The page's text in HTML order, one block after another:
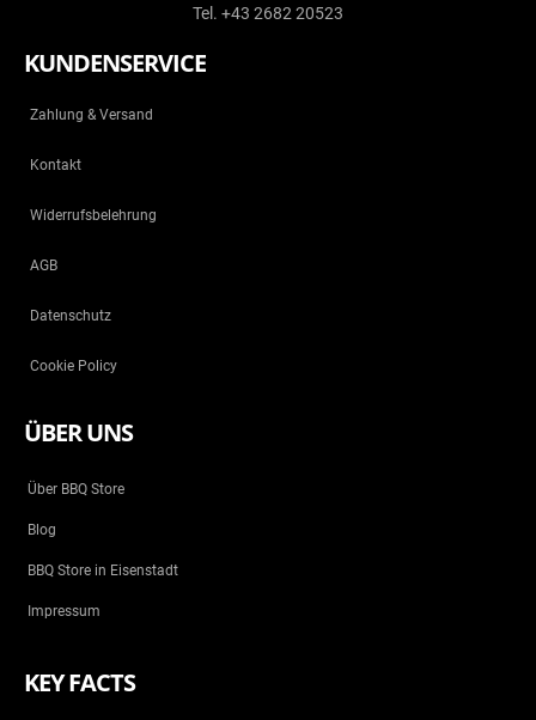
Tel. +43 2682 20523
KUNDENSERVICE
Zahlung & Versand
Kontakt
Widerrufsbelehrung
AGB
Datenschutz
Cookie Policy
ÜBER UNS
Über BBQ Store
Blog
BBQ Store in Eisenstadt
Impressum
KEY FACTS